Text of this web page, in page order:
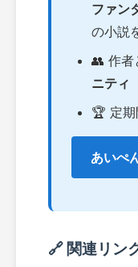
ファン
の小説
👥 作者
ニティ
🏆 定期
あいぺ
🔗 関連リン